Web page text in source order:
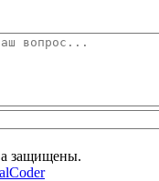
защищены.